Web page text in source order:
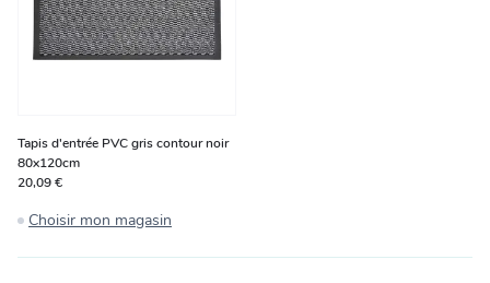
Tapis d'entrée PVC gris contour noir
80x120cm
20,09 €
Choisir mon magasin